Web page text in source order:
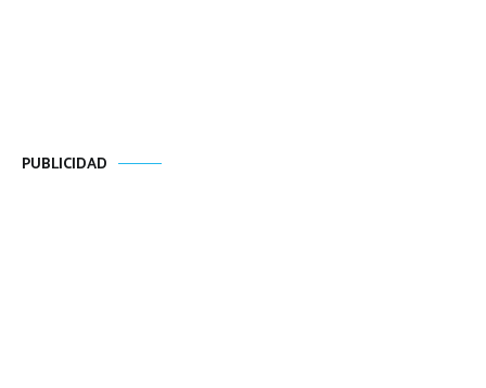
PUBLICIDAD